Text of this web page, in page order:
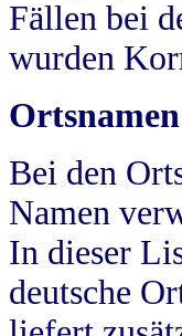
Fällen bei
wurden
Ortsnamen
Bei den
Namen
In dieser
deutsche